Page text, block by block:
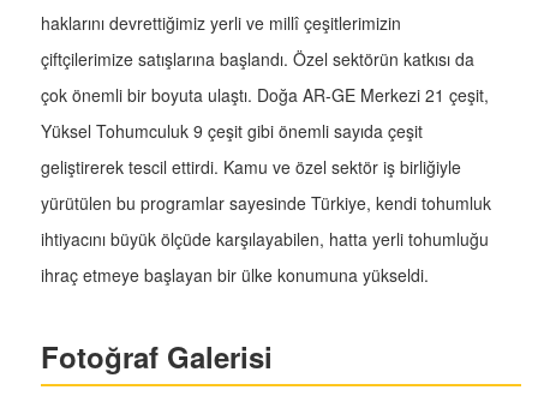
haklarını devrettiğimiz yerli ve millî çeşitlerimizin
çiftçilerimize satışlarına başlandı. Özel sektörün katkısı da
çok önemli bir boyuta ulaştı. Doğa AR-GE Merkezi 21 çeşit,
Yüksel Tohumculuk 9 çeşit gibi önemli sayıda çeşit
geliştirerek tescil ettirdi. Kamu ve özel sektör iş birliğiyle
yürütülen bu programlar sayesinde Türkiye, kendi tohumluk
ihtiyacını büyük ölçüde karşılayabilen, hatta yerli tohumluğu
ihraç etmeye başlayan bir ülke konumuna yükseldi.
Fotoğraf Galerisi